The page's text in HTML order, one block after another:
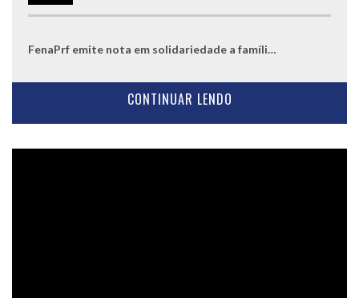
FenaPrf emite nota em solidariedade a famíli…
CONTINUAR LENDO